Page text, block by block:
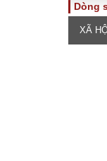
Dòng
XÃ